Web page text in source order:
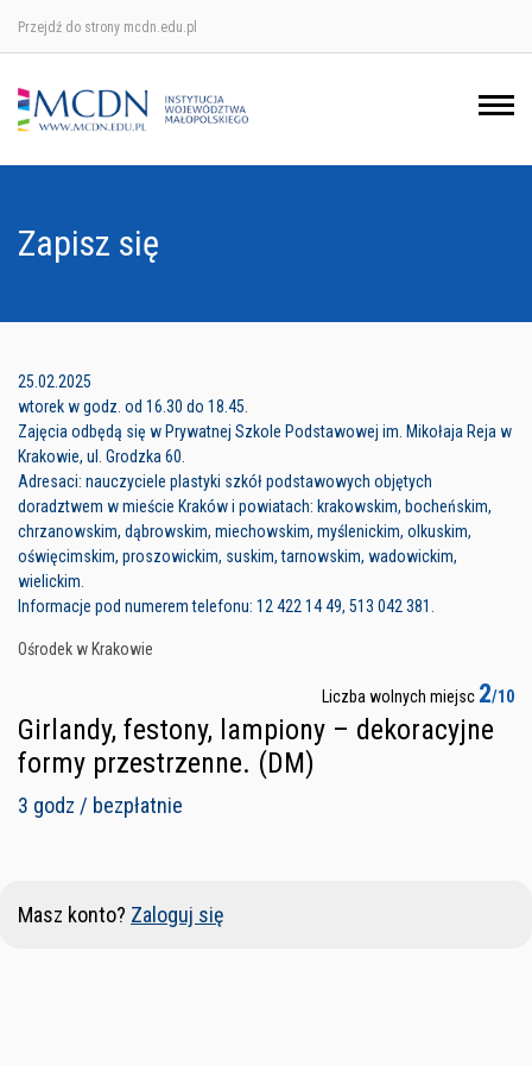
Przejdź do strony mcdn.edu.pl
Zapisz się
25.02.2025
wtorek w godz. od 16.30 do 18.45.
Zajęcia odbędą się w Prywatnej Szkole Podstawowej im. Mikołaja Reja w
Krakowie, ul. Grodzka 60.
Adresaci: nauczyciele plastyki szkół podstawowych objętych
doradztwem w mieście Kraków i powiatach: krakowskim, bocheńskim,
chrzanowskim, dąbrowskim, miechowskim, myślenickim, olkuskim,
oświęcimskim, proszowickim, suskim, tarnowskim, wadowickim,
wielickim.
Informacje pod numerem telefonu: 12 422 14 49, 513 042 381.
Ośrodek w Krakowie
Liczba wolnych miejsc 2/10
Girlandy, festony, lampiony – dekoracyjne
formy przestrzenne. (DM)
3 godz / bezpłatnie
Masz konto? Zaloguj się
Ośrodek w Krakowie
Ośrodek w Nowym Sączu
Ośrodek w Tarnowie